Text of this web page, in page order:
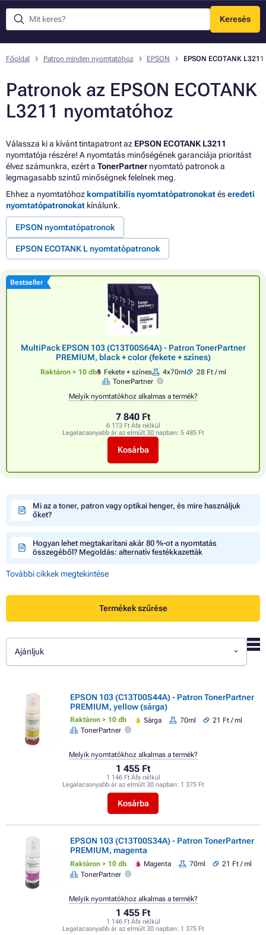
Keresés
Menü
Főoldal Patron minden nyomtatóhoz EPSON EPSON ECOTANK L3211
Patronok az EPSON ECOTANK
L3211 nyomtatóhoz
Válassza ki a kívánt tintapatront az EPSON ECOTANK L3211
nyomtatója részére! A nyomtatás minőségének garanciája prioritást
élvez számunkra, ezért a TonerPartner nyomtató patronok a
legmagasabb szintű minőségnek felelnek meg.
Ehhez a nyomtatóhoz kompatibilis nyomtatópatronokatéseredeti
nyomtatópatronokat kínálunk.
EPSON nyomtatópatronok
EPSON ECOTANK L nyomtatópatronok
Bestseller
MultiPack EPSON 103 (C13T00S64A) - Patron TonerPartner
PREMIUM, black + color (fekete + színes)
Raktáron > 10 db Fekete + színes 4x70ml
28 Ft / ml
TonerPartner
Melyik nyomtatókhoz alkalmas a termék?
7 840 Ft
6 173 Ft Áfa nélkül
Legalacsonyabb ár az elmúlt 30 napban: 5 485 Ft
Kosárba
Mi az a toner, patron vagy optikai henger, és mire használjuk
őket?
Hogyan lehet megtakarítani akár 80 %-ot a nyomtatás
összegéből? Megoldás: alternatív festékkazetták
További cikkek megtekintése
Termékek szűrése
Ajánljuk
EPSON 103 (C13T00S44A) - Patron TonerPartner
PREMIUM, yellow (sárga)
Raktáron > 10 db Sárga 70ml
21 Ft / ml
TonerPartner
1 455 Ft
1 146 Ft Áfa nélkül
Legalacsonyabb ár az elmúlt 30 napban: 1 375 Ft
Kosárba
Melyik nyomtatókhoz alkalmas a termék?
EPSON 103 (C13T00S34A) - Patron TonerPartner
PREMIUM, magenta
Raktáron > 10 db Magenta 70ml
21 Ft / ml
TonerPartner
1 455 Ft
1 146 Ft Áfa nélkül
Legalacsonyabb ár az elmúlt 30 napban: 1 375 Ft
Melyik nyomtatókhoz alkalmas a termék?